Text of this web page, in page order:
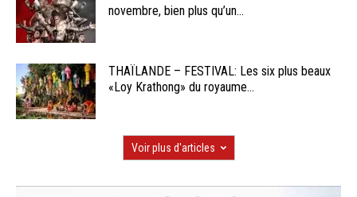
novembre, bien plus qu’un...
THAÏLANDE – FESTIVAL: Les six plus beaux
«Loy Krathong» du royaume...
Voir plus d'articles